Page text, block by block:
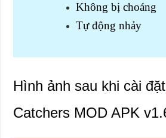
Không bị choáng
Tự động nhảy
Hình ảnh sau khi cài
Catchers MOD APK